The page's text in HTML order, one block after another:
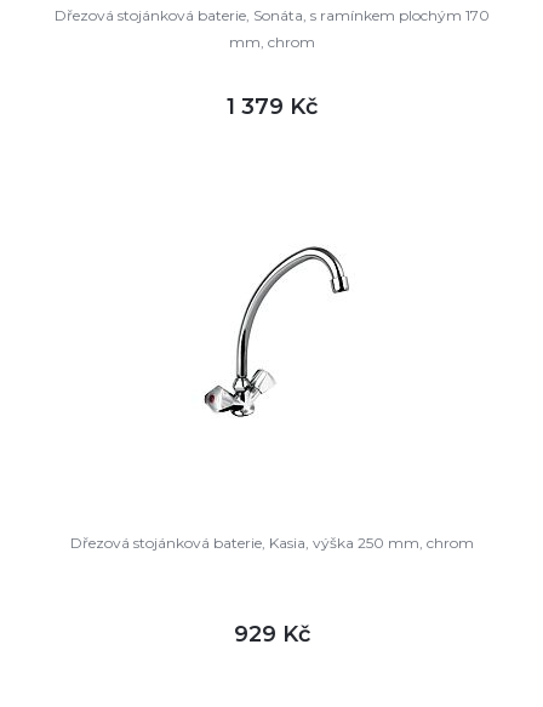
Dřezová stojánková baterie, Sonáta, s ramínkem plochým 170
mm, chrom
1 379 Kč
Dřezová stojánková baterie, Kasia, výška 250 mm, chrom
929 Kč